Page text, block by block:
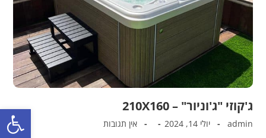
פתח סרגל נגישות ג'קוזי "ג'וניור" – 210X160
admin יולי 14, 2024 אין תגובות